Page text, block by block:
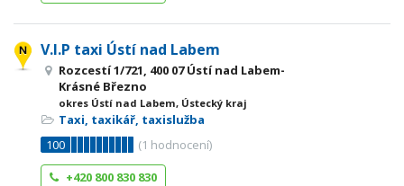
V.I.P taxi Ústí nad Labem
Rozcestí 1/721, 400 07 Ústí nad Labem-
Krásné Březno
okres Ústí nad Labem, Ústecký kraj
Taxi, taxikář, taxislužba
100
(1 hodnocení)
+420 800 830 830